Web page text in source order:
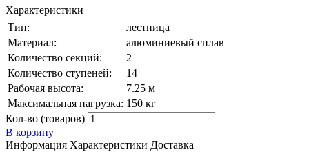
Характеристики
Тип:
лестница
Материал:
алюминиевый сплав
Количество секций:
2
Количество ступеней:
14
Рабочая высота:
7.25 м
Максимальная нагрузка: 150 кг
Кол-во (товаров)
В корзину
Информация Характеристики Доставка